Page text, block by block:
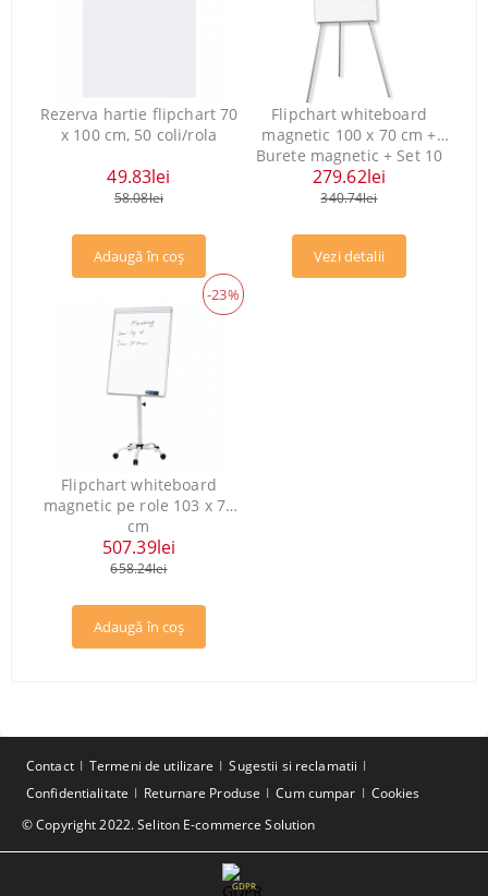
Rezerva hartie flipchart 70
x 100 cm, 50 coli/rola
49.83lei
58.08lei
Flipchart whiteboard
magnetic 100 x 70 cm +
Burete magnetic + Set 10
magneti
279.62lei
340.74lei
Vezi detalii
Flipchart whiteboard
magnetic pe role 103 x 70
cm
-23%
507.39lei
658.24lei
© Copyright 2022. Seliton E-commerce Solution
Contact Termeni de utilizare
Sugestii si reclamatii
Confidentialitate
Returnare Produse Cum cumpar Cookies
GDPR